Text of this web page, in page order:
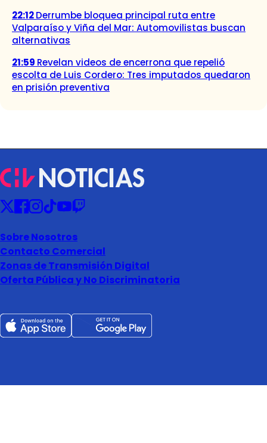
22:12Derrumbe bloquea principal ruta entre
Valparaíso y Viña del Mar: Automovilistas buscan
alternativas
21:59 Revelan videos de encerrona que repelió
escolta de Luis Cordero: Tres imputados quedaron
en prisión preventiva
Sobre Nosotros
Contacto Comercial
Zonas de Transmisión Digital
Oferta Pública y No Discriminatoria